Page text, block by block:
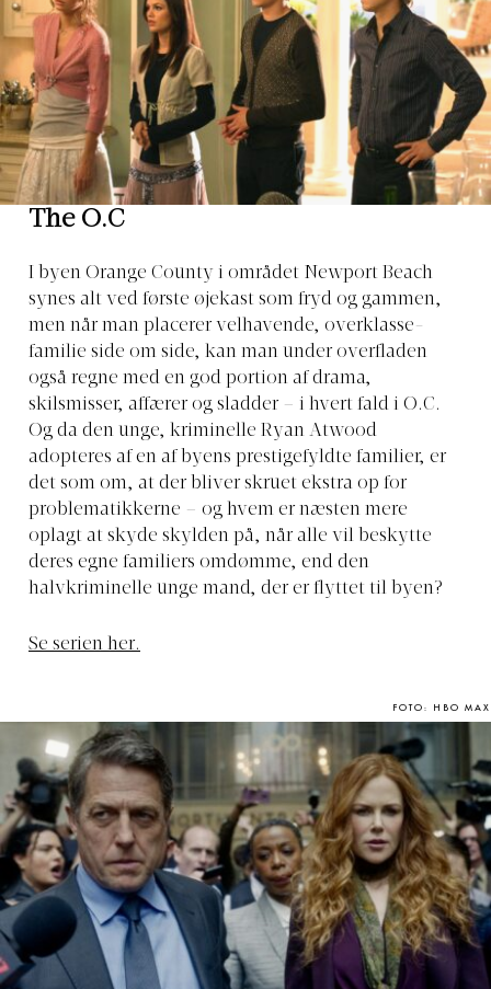
The O.C
I byen Orange County i området Newport Beach
synes alt ved første øjekast som fryd og gammen,
men når man placerer velhavende, overklasse-
familie side om side, kan man under overfladen
også regne med en god portion af drama,
skilsmisser, affærer og sladder – i hvert fald i O.C.
Og da den unge, kriminelle Ryan Atwood
adopteres af en af byens prestigefyldte familier, er
det som om, at der bliver skruet ekstra op for
problematikkerne – og hvem er næsten mere
oplagt at skyde skylden på, når alle vil beskytte
deres egne familiers omdømme, end den
halvkriminelle unge mand, der er flyttet til byen?
Se serien her.
FOTO: HBO MAX